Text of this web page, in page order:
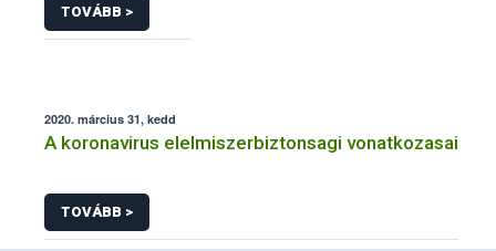
TOVÁBB >
2020. március 31, kedd
A koronavirus elelmiszerbiztonsagi vonatkozasai
TOVÁBB >